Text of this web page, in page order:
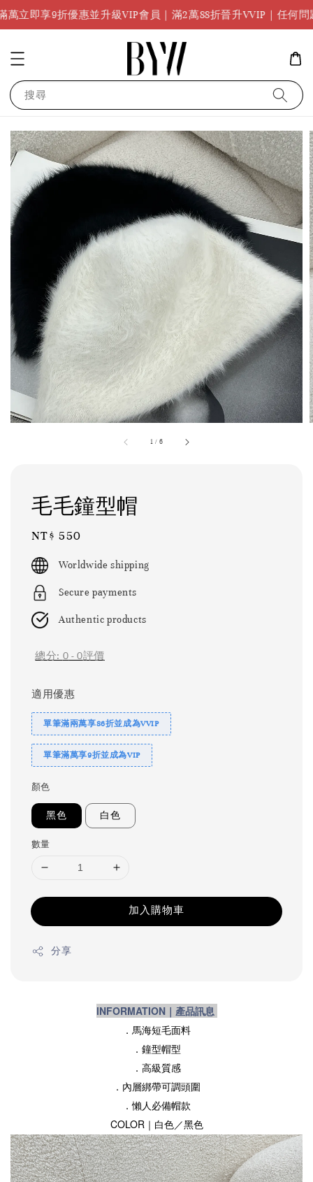
即享9折優惠並升級VIP會員｜滿2萬88折晉升VVIP｜任何問題
搜尋
1 / 6
毛毛鐘型帽
Regular
price
NT$ 550
Worldwide shipping
Secure payments
Authentic products
總分: 0 - 0評價
適用優惠
單筆滿兩萬享86折並成為VVIP
單筆滿萬享9折並成為VIP
顏色
黑色 白色
數量
加入購物車
分享
INFORMATION｜產品訊息
．馬海短毛面料
．鐘型帽型
．高級質感
．內層綁帶可調頭圍
．懶人必備帽款
COLOR｜白色／黑色